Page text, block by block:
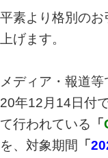
平素より格別のお
上げます。
メディア・報道
20年12月14日付
て行われている 「
を、対象期間 「